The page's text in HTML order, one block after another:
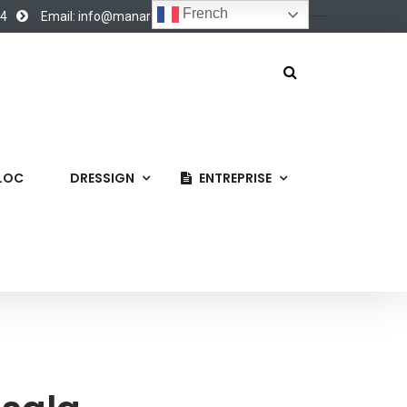
Email: info@manardecor.ma ----------------
DRESSIGN ENTREPRISE
French